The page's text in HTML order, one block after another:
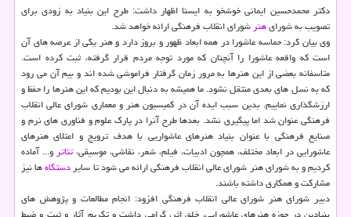
دکتر محمدحسین ایمانی خوشخو به ایسنا اظهار داشت: طرح این بنیاد به زودی برای
تصویب به شورایهنرشورای انقلاب فرهنگی ارائه خواهد شد.
وی بیان کرد: حماسه عاشورا در همه ابعاد ظهور و بروز دارد و هنر یکی از عرصه های آن
است که واقعه عاشورا را آنچنان که مورد توجه مردم قرار گرفته، ثبت کرده است.
متاسفانه بعضی از این هنرها به مرور زمان گرفتار فراموشی شده اند و بیم آن می رود
که به نسل های بعدی منتقل نشود. ما همیشه به دنبال این بودیم که این هنرها را حفظ و
ارزشگذاری نماییم. بدین سبب ایده آن در کمیسیون هنر و معماری شورای عالی انقلاب
فرهنگی عنوان شد اما پیگیری نشد. بعدها طرح آنرا در پارک علوم و فناوری های نرم و
صنایع فرهنگی با عنوان بنیاد هنرهای عاشواریی با هدف ترویج و اعتلای هنرهای
عاشورایی در ابعاد مختلف، همچون ادبیات، فیلم، شعر، نقاشی، موسیقی،تئاترو... آماده
کردیم و به شورای هنر شورای عالی انقلاب فرهنگی ارائه می شود تا سایردستگاهها نیز
مشارکت و همکاری داشته باشند.
دبیر شورای هنر شورای عالی انقلاب فرهنگی افزود: انجام مطالعات و پژوهش های